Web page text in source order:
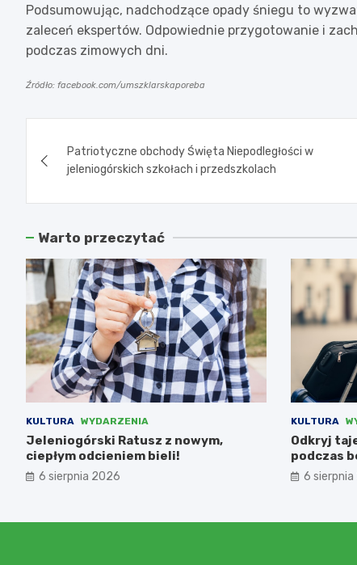
Podsumowując, nadchodzące opady śniegu to
zaleceń ekspertów. Odpowiednie przygotowanie i
podczas zimowych dni.
Źródło: facebook.com/umszklarskaporeba
wpisuPatriotyczne obchody Święta Niepodległości w
jeleniogórskich szkołach i przedszkolach
Warto przeczytać
KULTURA WYDARZENIA
Jeleniogórski Ratusz z nowym,
ciepłym odcieniem bieli!
6 sierpnia 2026
KULTURA
Odkryj
podczas
6